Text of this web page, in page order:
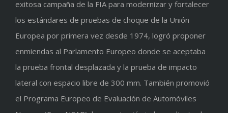
exitosa campaña de la FIA para modernizar y fortalecer
los estándares de pruebas de choque de la Unión
Europea por primera vez desde 1974, logró proponer
enmiendas al Parlamento Europeo donde se aceptaba
la prueba frontal desplazada y la prueba de impacto
lateral con espacio libre de 300 mm. También promovió
el Programa Europeo de Evaluación de Automóviles